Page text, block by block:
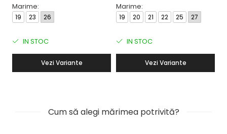
Marime:
19 23 26
IN STOC
Vezi Variante
Marime:
19 20 21 22 25 27
IN STOC
Vezi Variante
Cum să alegi mărimea potrivită?